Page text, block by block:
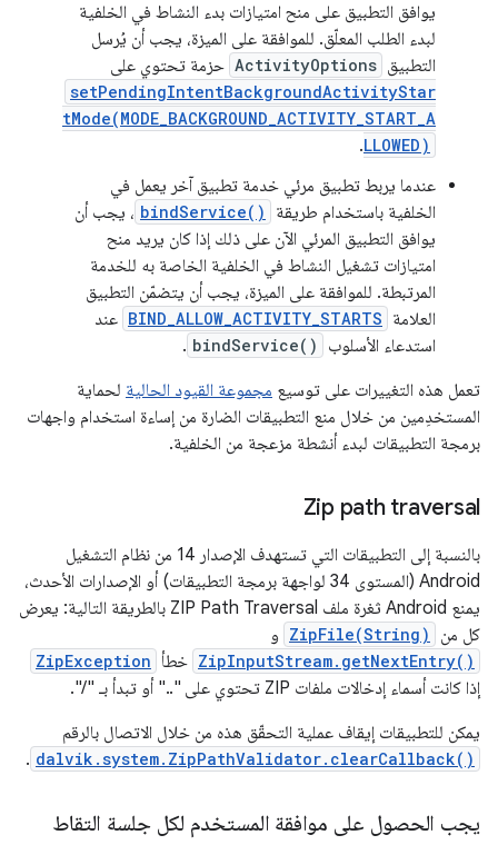
يوافق التطبيق على منح امتيازات بدء النشاط في الخلفية
لبدء الطلب المعلّق. للموافقة على الميزة، يجب أن يُرسل
التطبيق ActivityOptions حزمة تحتوي على
setPendingIntentBackgroundActivityStar
tMode(MODE_BACKGROUND_ACTIVITY_START_A
LLOWED)
.
عندما يربط تطبيق مرئي خدمة تطبيق آخر يعمل في
الخلفية باستخدام طريقة
bindService() ، يجب أن
يوافق التطبيق المرئي الآن على ذلك إذا كان يريد منح
امتيازات تشغيل النشاط في الخلفية الخاصة به للخدمة
المرتبطة. للموافقة على الميزة، يجب أن يتضمّن التطبيق
العلامة BIND_ALLOW_ACTIVITY_STARTS عند
استدعاء الأسلوب
bindService()
.
تعمل هذه التغييرات على توسيع مجموعة القيود الحالية لحماية
المستخدِمين من خلال منع التطبيقات الضارة من إساءة استخدام واجهات
برمجة التطبيقات لبدء أنشطة مزعجة من الخلفية.
Zip path traversal
بالنسبة إلى التطبيقات التي تستهدف الإصدار 14 من نظام التشغيل
Android (المستوى 34 لواجهة برمجة التطبيقات) أو الإصدارات الأحدث،
يمنع Android ثغرة ملف ZIP Path Traversal بالطريقة التالية: يعرض
كل من
ZipFile(String) و
ZipInputStream.getNextEntry() خطأ ZipException
إذا كانت أسماء إدخالات ملفات ZIP تحتوي على ".." أو تبدأ بـ "/".
يمكن للتطبيقات إيقاف عملية التحقّق هذه من خلال الاتصال بالرقم
dalvik.system.ZipPathValidator.clearCallback()
.
يجب الحصول على موافقة المستخدم لكل جلسة التقاط